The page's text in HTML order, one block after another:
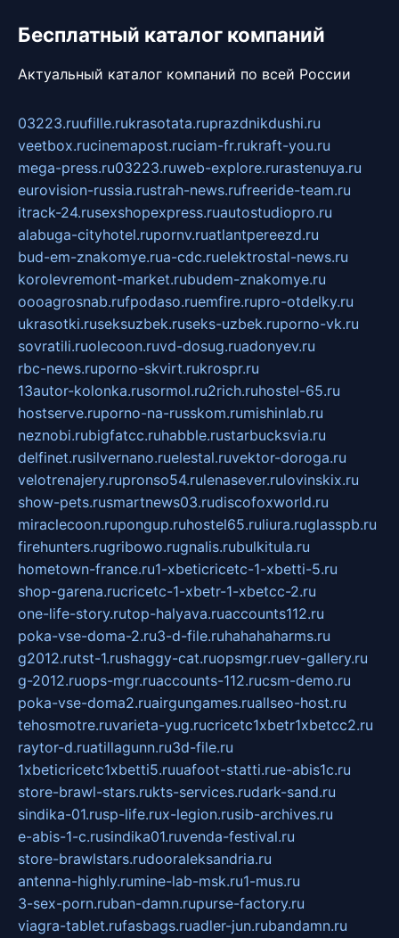
Бесплатный каталог компаний
Актуальный каталог компаний по всей России
03223.ruufille.rukrasotata.ruprazdnikdushi.ru
veetbox.rucinemapost.ruciam-fr.rukraft-you.ru
mega-press.ru03223.ruweb-explore.rurastenuya.ru
eurovision-russia.rustrah-news.rufreeride-team.ru
itrack-24.rusexshopexpress.ruautostudiopro.ru
alabuga-cityhotel.rupornv.ruatlantpereezd.ru
bud-em-znakomye.rua-cdc.ruelektrostal-news.ru
korolevremont-market.rubudem-znakomye.ru
oooagrosnab.rufpodaso.ruemfire.rupro-otdelky.ru
ukrasotki.ruseksuzbek.ruseks-uzbek.ruporno-vk.ru
sovratili.ruolecoon.ruvd-dosug.ruadonyev.ru
rbc-news.ruporno-skvirt.rukrospr.ru
13autor-kolonka.rusormol.ru2rich.ruhostel-65.ru
hostserve.ruporno-na-russkom.rumishinlab.ru
neznobi.rubigfatcc.ruhabble.rustarbucksvia.ru
delfinet.rusilvernano.ruelestal.ruvektor-doroga.ru
velotrenajery.rupronso54.rulenasever.rulovinskix.ru
show-pets.rusmartnews03.rudiscofoxworld.ru
miraclecoon.rupongup.ruhostel65.ruliura.ruglasspb.ru
firehunters.rugribowo.rugnalis.rubulkitula.ru
hometown-france.ru1-xbeticricetc-1-xbetti-5.ru
shop-garena.rucricetc-1-xbetr-1-xbetcc-2.ru
one-life-story.rutop-halyava.ruaccounts112.ru
poka-vse-doma-2.ru3-d-file.ruhahahaharms.ru
g2012.rutst-1.rushaggy-cat.ruopsmgr.ruev-gallery.ru
g-2012.ruops-mgr.ruaccounts-112.rucsm-demo.ru
poka-vse-doma2.ruairgungames.ruallseo-host.ru
tehosmotre.ruvarieta-yug.rucricetc1xbetr1xbetcc2.ru
raytor-d.ruatillagunn.ru3d-file.ru
1xbeticricetc1xbetti5.ruuafoot-statti.rue-abis1c.ru
store-brawl-stars.rukts-services.rudark-sand.ru
sindika-01.rusp-life.rux-legion.rusib-archives.ru
e-abis-1-c.rusindika01.ruvenda-festival.ru
store-brawlstars.rudooraleksandria.ru
antenna-highly.rumine-lab-msk.ru1-mus.ru
3-sex-porn.ruban-damn.rupurse-factory.ru
viagra-tablet.rufasbags.ruadler-jun.rubandamn.ru